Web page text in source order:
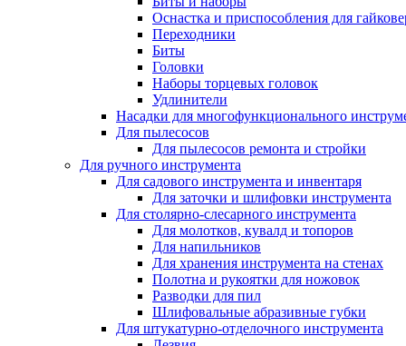
Оснастка и приспособления для
Переходники
Биты
Головки
Наборы торцевых головок
Удлинители
Насадки для многофункционального
Для пылесосов
Для пылесосов ремонта и стройки
Для ручного инструмента
Для садового инструмента и инвентаря
Для заточки и шлифовки инструмента
Для столярно-слесарного инструмента
Для молотков, кувалд и топоров
Для напильников
Для хранения инструмента на стенах
Полотна и рукоятки для ножовок
Разводки для пил
Шлифовальные абразивные губки
Для штукатурно-отделочного инструмента